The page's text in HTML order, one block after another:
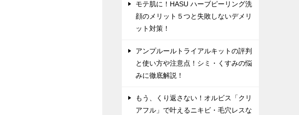
モテ肌に！HASU ハーブピーリング洗
顔のメリット５つと失敗しないデメリ
ット対策！
アンプルールトライアルキットの評判
と使い方や注意点！シミ・くすみの悩
みに徹底解説！
もう、くり返さない！オルビス「クリ
アフル」で叶えるニキビ・毛穴レスな